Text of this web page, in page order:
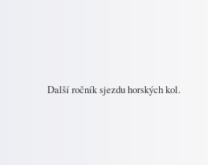
Další ročník sjezdu horských kol.